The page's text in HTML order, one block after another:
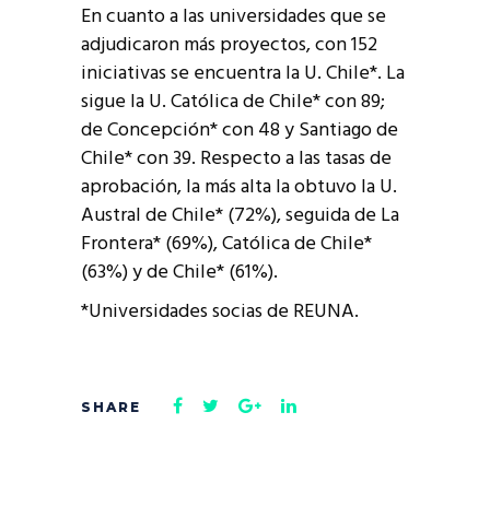
En cuanto a las universidades que se
adjudicaron más proyectos, con 152
iniciativas se encuentra la U. Chile*. La
sigue la U. Católica de Chile* con 89;
de Concepción* con 48 y Santiago de
Chile* con 39. Respecto a las tasas de
aprobación, la más alta la obtuvo la U.
Austral de Chile* (72%), seguida de La
Frontera* (69%), Católica de Chile*
(63%) y de Chile* (61%).
*Universidades socias de REUNA.